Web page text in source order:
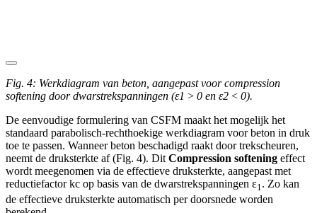
Fig. 4: Werkdiagram van beton, aangepast voor compression
softening door dwarstrekspanningen (ε1 > 0 en ε2 < 0).
De eenvoudige formulering van CSFM maakt het mogelijk het
standaard parabolisch-rechthoekige werkdiagram voor beton in druk
toe te passen. Wanneer beton beschadigd raakt door trekscheuren,
neemt de druksterkte af (Fig. 4). Dit Compression softening effect
wordt meegenomen via de effectieve druksterkte, aangepast met
reductiefactor kc op basis van de dwarstrekspanningen ε1. Zo kan
de effectieve druksterkte automatisch per doorsnede worden